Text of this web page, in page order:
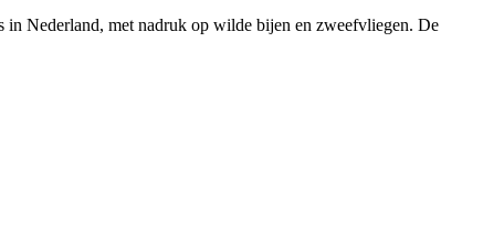
in Nederland, met nadruk op wilde bijen en zweefvliegen. De